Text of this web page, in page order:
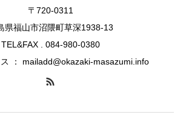
〒720-0311
県福山市沼隈町草深1938-13
TEL&FAX . 084-980-0380
： mailadd@okazaki-masazumi.info